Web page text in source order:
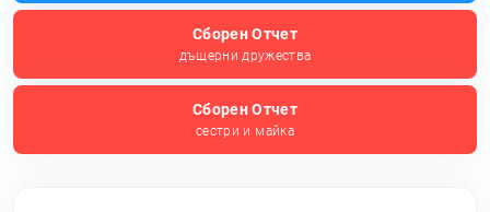
Сборен Отчет
дъщерни дружества
Сборен Отчет
сестри и майка